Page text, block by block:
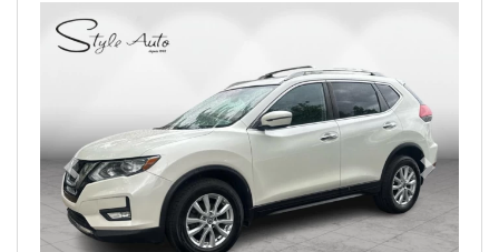
Previous Next